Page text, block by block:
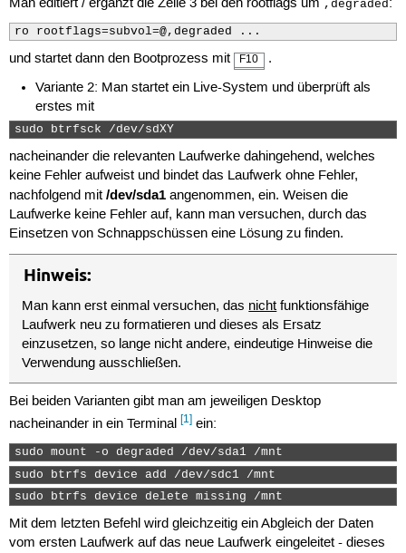
Man editiert / ergänzt die Zeile 3 bei den rootflags um ,degraded:
ro rootflags=subvol=@,degraded ...
und startet dann den Bootprozess mit F10
.
Variante 2: Man startet ein Live-System und überprüft als
erstes mit
sudo btrfsck /dev/sdXY
nacheinander die relevanten Laufwerke dahingehend, welches
keine Fehler aufweist und bindet das Laufwerk ohne Fehler,
nachfolgend mit /dev/sda1angenommen, ein. Weisen die
Laufwerke keine Fehler auf, kann man versuchen, durch das
Einsetzen von Schnappschüssen eine Lösung zu finden.
Hinweis:
Man kann erst einmal versuchen, das nicht funktionsfähige
Laufwerk neu zu formatieren und dieses als Ersatz
einzusetzen, so lange nicht andere, eindeutige Hinweise die
Verwendung ausschließen.
Bei beiden Varianten gibt man am jeweiligen Desktop
nacheinander in ein Terminal [1]ein:
sudo mount -o degraded /dev/sda1 /mnt
sudo btrfs device add /dev/sdc1 /mnt
sudo btrfs device delete missing /mnt
Mit dem letzten Befehl wird gleichzeitig ein Abgleich der Daten
vom ersten Laufwerk auf das neue Laufwerk eingeleitet - dieses